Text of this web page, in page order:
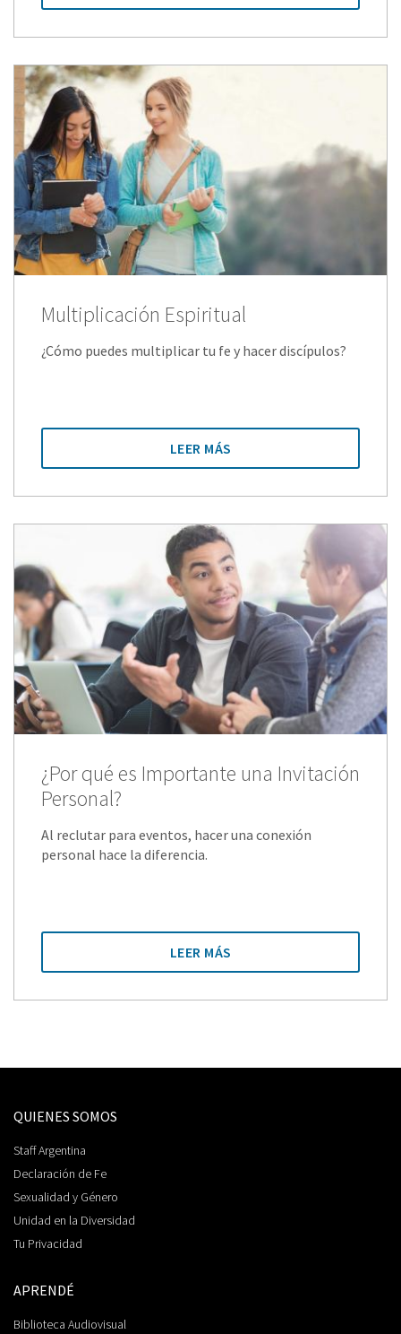
Multiplicación Espiritual
¿Cómo puedes multiplicar tu fe y hacer discípulos?
LEER MÁS
¿Por qué es Importante una Invitación
Personal?
Al reclutar para eventos, hacer una conexión
personal hace la diferencia.
LEER MÁS
QUIENES SOMOS
Staff Argentina
Declaración de Fe
Sexualidad y Género
Unidad en la Diversidad
Tu Privacidad
APRENDÉ
Biblioteca Audiovisual